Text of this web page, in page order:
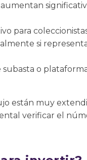
para
si
subasta o
están muy
verificar el